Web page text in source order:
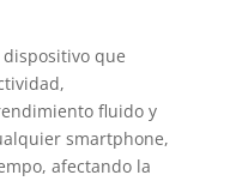
dispositivo que
fluido y
smartphone,
afectando la